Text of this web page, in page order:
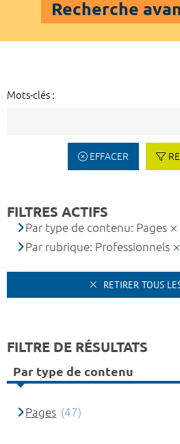
Recherche
Mots-clés :
EFFACER
FILTRES ACTIFS
Par type de contenu: Pages
Par rubrique: Professionnels
RETIRER TOUS
FILTRE DE RÉSULTATS
Par type de contenu
Pages (47)